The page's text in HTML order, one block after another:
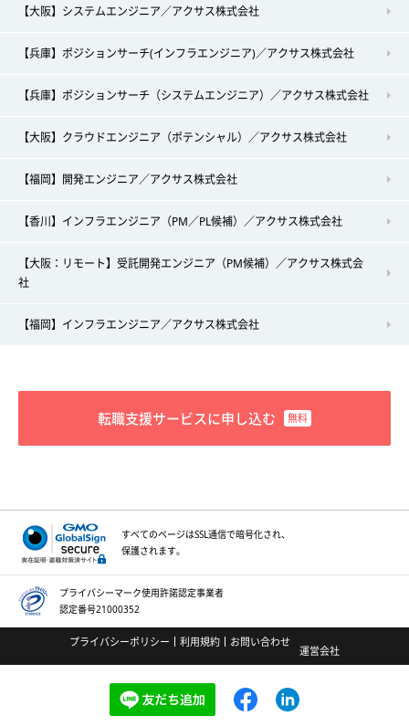
【大阪】システムエンジニア／アクサス株式会社
【兵庫】ポジションサーチ(インフラエンジニア)／アクサス株式会社
【兵庫】ポジションサーチ（システムエンジニア）／アクサス株式会社
【大阪】クラウドエンジニア（ポテンシャル）／アクサス株式会社
【福岡】開発エンジニア／アクサス株式会社
【香川】インフラエンジニア（PM／PL候補）／アクサス株式会社
【大阪：リモート】受託開発エンジニア（PM候補）／アクサス株式会
社
【福岡】インフラエンジニア／アクサス株式会社
転職支援サービスに申し込む
すべてのページはSSL通信で暗号化され、
保護されます。
プライバシーマーク使用許諾認定事業者
認定番号21000352
プライバシーポリシー 利用規約 お問い合わせ
運営会社